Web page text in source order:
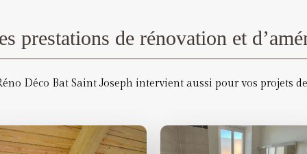
prestations de rénovation et
Déco Bat Saint Joseph intervient aussi pour vos projets